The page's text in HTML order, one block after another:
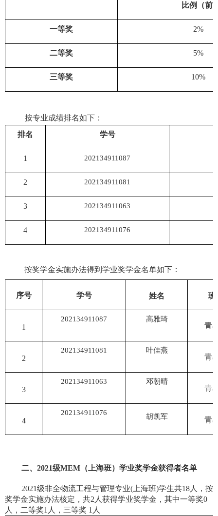
比例（前)
一等奖 2%
二等奖 5%
三等奖 10%
按专业成绩排名如下：
排名
学号
1 202134911087
2 202134911081
3 202134911063
4 202134911076
按奖学金实施办法得到学业奖学金名单如下：
序号 学号 姓名 班
1
202134911087 高雅琦
青
2
202134911081 叶佳燕
青
3
202134911063 邓朝晴
青
4
202134911076 胡凯军 青
二、 2021级MEM（上海班）学业奖学金获得者名单
2021级非全物流工程与管理专业(上海班)学生共18人，按
奖学金实施办法核定，共2 人获得学业奖学金，其中一等奖0
人，二等奖1 人，三等奖 1 人